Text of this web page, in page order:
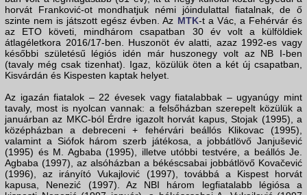
horvát Franković-ot mondhatjuk némi jóindulattal fiatalnak, de ő
szinte nem is játszott egész évben. Az MTK-t a Vác, a Fehérvár és
az ETO követi, mindhárom csapatban 30 év volt a külföldiek
átlagéletkora 2016/17-ben. Huszonöt év alatti, azaz 1992-es vagy
későbbi születésű légiós idén már huszonegy volt az NB I-ben
(tavaly még csak tizenhat). Igaz, közülük öten a két új csapatban,
Kisvárdán és Kispesten kaptak helyet.
Az igazán fiatalok – 22 évesek vagy fiatalabbak – ugyanúgy mint
tavaly, most is nyolcan vannak: a felsőházban szerepelt közülük a
januárban az MKC-ból Érdre igazolt horvát kapus, Stojak (1995), a
középházban a debreceni + fehérvári beállós Klikovac (1995),
valamint a Siófok három szerb játékosa, a jobbátlövő Janjušević
(1995) és M. Agbaba (1995), illetve utóbbi testvére, a beállós Je.
Agbaba (1997), az alsóházban a békéscsabai jobbátlövő Kovačević
(1996), az irányító Vukajlović (1997), továbbá a Kispest horvát
kapusa, Nenezić (1997). Az NBI három legfiatalabb légiósa a